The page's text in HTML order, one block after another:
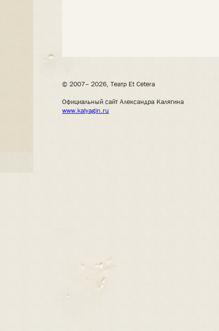
© 2007– 2026, Театр Et Cetera
Официальный сайт Александра Калягина
www.kalyagin.ru